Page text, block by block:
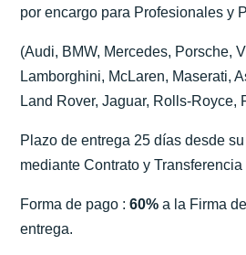
por encargo para Profesionales y
(Audi, BMW, Mercedes, Porsche,
Lamborghini, McLaren, Maserati,
Land Rover, Jaguar, Rolls-Royce,
Plazo de entrega 25 días desde
mediante Contrato y
Forma de pago :60% a la Firma
entrega.